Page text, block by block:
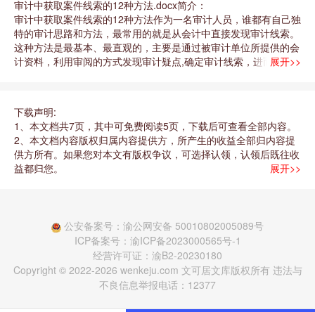
审计中获取案件线索的12种方法.docx简介：
审计中获取案件线索的12种方法作为一名审计人员，谁都有自己独
特的审计思路和方法，最常用的就是从会计中直接发现审计线索。
这种方法是最基本、最直观的，主要是通过被审计单位所提供的会
计资料，利用审阅的方式发现审计疑点,确定审计线索，进而通过
筹,具备更多发现审计线索的能力，才能真正捍卫利益，树立审计
权威。为此，我将近年来在工作中的一些发现审计线索的方法，提
出来与大家分享、交流。1.从原始凭证中发现审计线索随着会计手
段现代化的发展，有些传统的审计方法和手段在实际工作中容易被
忽略，特别是对原始票据一些细节的审计。如发票内容是否符合被
是，在审计中一定要注意现金交易业务，如果审计人员平时养成谨
慎细致的作风，充分利用好最原始的审计方法一详査原始票据，也
许会发现出纳或者会计利用内控的薄弱环节，贪污、假发票套现、
小金座等审计线索。2.对比分析数据发现审计线索对于一些不能仅
从单年、单月或者个别业务来确定的审计重点数据，我们可以采用
展开>>
下载声明:
1、本文档共7页，其中可免费阅读5页，下载后可查看全部内容。
2、本文档内容版权归属内容提供方，所产生的收益全部归内容提
供方所有。如果您对本文有版权争议，可选择认领，认领后既往收
益都归您。
服投诉处理。 文档侵权举报电话：18182295159（无值守，支持
微信） (电话支持时间：10:00-19:00)。
展开>>
公安备案号：渝公网安备 50010802005089号
ICP备案号：渝ICP备2023000565号-1
经营许可证：渝B2-20230180
Copyright © 2022-2026 wenkeju.com 文可居文库版权所有 违法与
不良信息举报电话：12377